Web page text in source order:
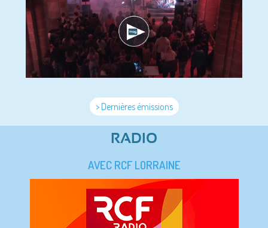
> Dernières émissions
RADIO
AVEC RCF LORRAINE